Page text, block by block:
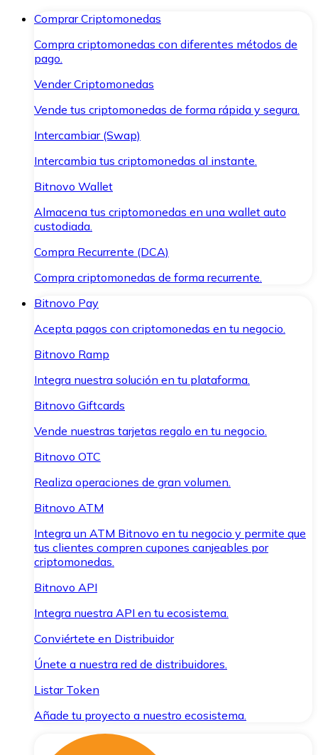
Comprar Criptomonedas
Compra criptomonedas con diferentes métodos de
pago.
Vender Criptomonedas
Vende tus criptomonedas de forma rápida y segura.
Intercambiar (Swap)
Intercambia tus criptomonedas al instante.
Bitnovo Wallet
Almacena tus criptomonedas en una wallet auto
custodiada.
Compra Recurrente (DCA)
Compra criptomonedas de forma recurrente.
Bitnovo Pay
Acepta pagos con criptomonedas en tu negocio.
Bitnovo Ramp
Integra nuestra solución en tu plataforma.
Bitnovo Giftcards
Vende nuestras tarjetas regalo en tu negocio.
Bitnovo OTC
Realiza operaciones de gran volumen.
Bitnovo ATM
Integra un ATM Bitnovo en tu negocio y permite que
tus clientes compren cupones canjeables por
criptomonedas.
Bitnovo API
Integra nuestra API en tu ecosistema.
Conviértete en Distribuidor
Únete a nuestra red de distribuidores.
Listar Token
Añade tu proyecto a nuestro ecosistema.